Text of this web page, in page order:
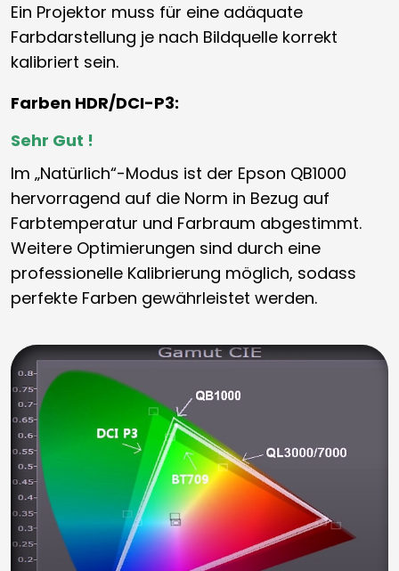
Ein Projektor muss für eine adäquate
Farbdarstellung je nach Bildquelle korrekt
kalibriert sein.
Farben HDR/DCI-P3:
Sehr Gut !
Im „Natürlich“-Modus ist der Epson QB1000
hervorragend auf die Norm in Bezug auf
Farbtemperatur und Farbraum abgestimmt.
Weitere Optimierungen sind durch eine
professionelle Kalibrierung möglich, sodass
perfekte Farben gewährleistet werden.